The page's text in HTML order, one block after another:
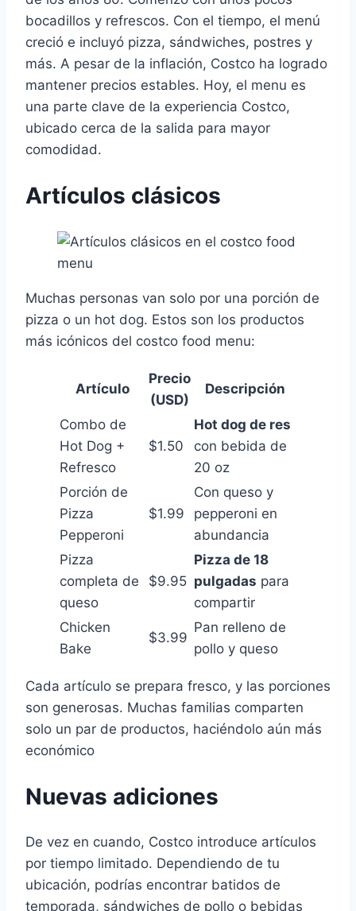
bocadillos y refrescos. Con el tiempo, el menú
creció e incluyó pizza, sándwiches, postres y
más. A pesar de la inflación, Costco ha logrado
mantener precios estables. Hoy, el menu es
una parte clave de la experiencia Costco,
ubicado cerca de la salida para mayor
comodidad.
Artículos clásicos
Muchas personas van solo por una porción de
pizza o un hot dog. Estos son los productos
más icónicos del costco food menu:
Artículo
Precio
(USD)
Descripción
Combo de
Hot Dog +
Refresco
$1.50
Hot dog de res
con bebida de
20 oz
Porción de
Pizza
Pepperoni
$1.99
Con queso y
pepperoni en
abundancia
Pizza
completa de
queso
$9.95
Pizza de 18
pulgadas para
compartir
Chicken
Bake
$3.99
Pan relleno de
pollo y queso
Cada artículo se prepara fresco, y las porciones
son generosas. Muchas familias comparten
solo un par de productos, haciéndolo aún más
económico
Nuevas adiciones
De vez en cuando, Costco introduce artículos
por tiempo limitado. Dependiendo de tu
ubicación, podrías encontrar batidos de
temporada, sándwiches de pollo o bebidas